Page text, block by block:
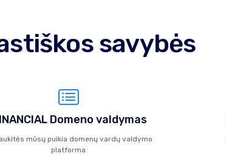
savybės
Domeno valdymas
mūsų puikia domenų vardų valdymo
platforma